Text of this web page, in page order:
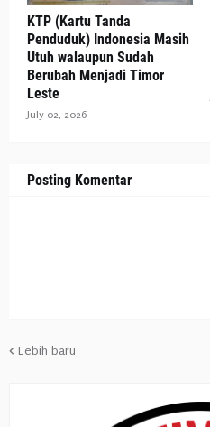
KTP (Kartu Tanda
Penduduk) Indonesia Masih
Utuh walaupun Sudah
Berubah Menjadi Timor
Leste
July 02, 2026
Posting Komentar
Lebih baru